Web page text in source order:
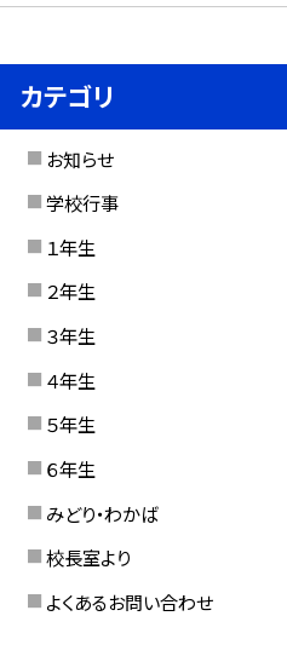
カテゴリ
お知らせ
学校行事
１年生
２年生
３年生
４年生
５年生
６年生
みどり・わかば
校長室より
よくあるお問い合わせ